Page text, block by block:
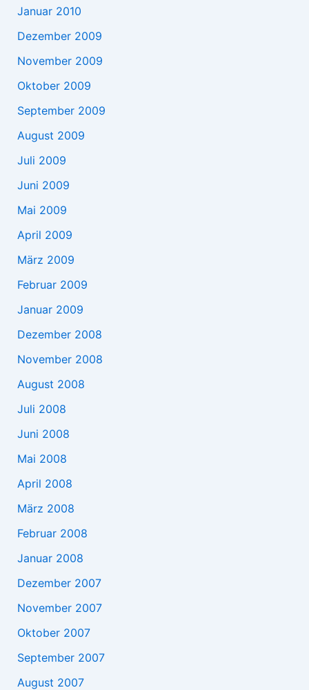
Januar 2010
Dezember 2009
November 2009
Oktober 2009
September 2009
August 2009
Juli 2009
Juni 2009
Mai 2009
April 2009
März 2009
Februar 2009
Januar 2009
Dezember 2008
November 2008
August 2008
Juli 2008
Juni 2008
Mai 2008
April 2008
März 2008
Februar 2008
Januar 2008
Dezember 2007
November 2007
Oktober 2007
September 2007
August 2007